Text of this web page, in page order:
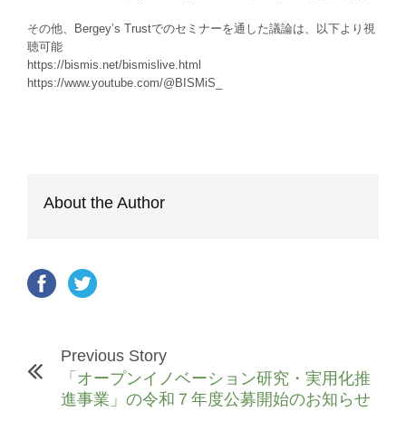
その他、Bergey’s Trustでのセミナーを通した議論は、以下より視
聴可能
https://bismis.net/bismislive.html
https://www.youtube.com/@BISMiS_
About the Author
Previous Story
「オープンイノベーション研究・実用化推
進事業」の令和７年度公募開始のお知らせ